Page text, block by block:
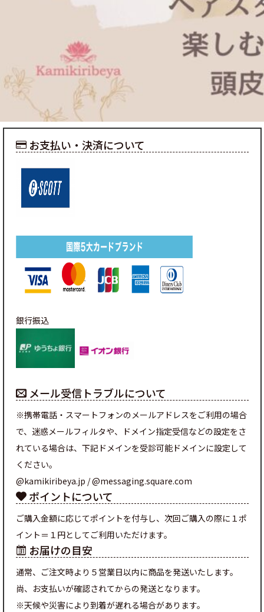
お支払い・決済について
銀行振込
メール受信トラブルについて
※携帯電話・スマートフォンのメールアドレスをご利用の場合
で、迷惑メールフィルタや、ドメイン指定受信などの設定をさ
れている場合は、下記ドメインを受診可能ドメインに設定して
ください。
@kamikiribeya.jp / @messaging.square.com
ポイントについて
ご購入金額に応じてポイントを付与し、次回ご購入の際に１ポ
イント＝１円としてご利用いただけます。
お届けの目安
通常、ご注文時より５営業日以内に商品を発送いたします。
尚、お支払いが確認されてからの発送となります。
※天候や災害により到着が遅れる場合があります。